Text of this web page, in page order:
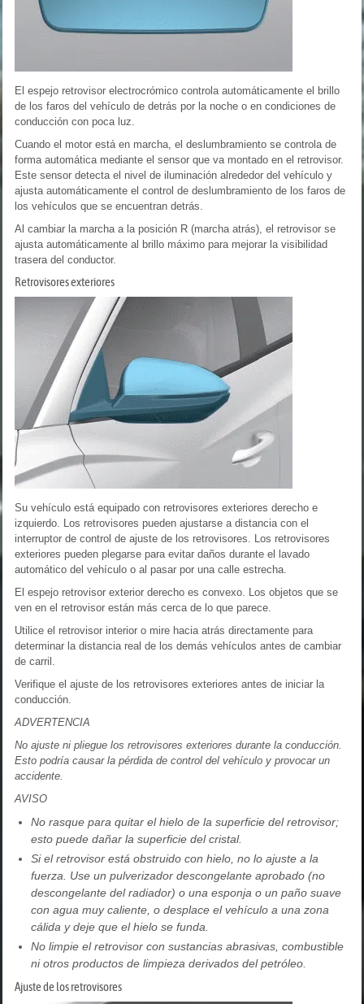
El espejo retrovisor electrocrómico controla automáticamente el brillo
de los faros del vehículo de detrás por la noche o en condiciones de
conducción con poca luz.
Cuando el motor está en marcha, el deslumbramiento se controla de
forma automática mediante el sensor que va montado en el retrovisor.
Este sensor detecta el nivel de iluminación alrededor del vehículo y
ajusta automáticamente el control de deslumbramiento de los faros de
los vehículos que se encuentran detrás.
Al cambiar la marcha a la posición R (marcha atrás), el retrovisor se
ajusta automáticamente al brillo máximo para mejorar la visibilidad
trasera del conductor.
Retrovisores exteriores
Su vehículo está equipado con retrovisores exteriores derecho e
izquierdo. Los retrovisores pueden ajustarse a distancia con el
interruptor de control de ajuste de los retrovisores. Los retrovisores
exteriores pueden plegarse para evitar daños durante el lavado
automático del vehículo o al pasar por una calle estrecha.
El espejo retrovisor exterior derecho es convexo. Los objetos que se
ven en el retrovisor están más cerca de lo que parece.
Utilice el retrovisor interior o mire hacia atrás directamente para
determinar la distancia real de los demás vehículos antes de cambiar
de carril.
Verifique el ajuste de los retrovisores exteriores antes de iniciar la
conducción.
ADVERTENCIA
No ajuste ni pliegue los retrovisores exteriores durante la conducción.
Esto podría causar la pérdida de control del vehículo y provocar un
accidente.
AVISO
No rasque para quitar el hielo de la superficie del retrovisor;
esto puede dañar la superficie del cristal.
Si el retrovisor está obstruido con hielo, no lo ajuste a la
fuerza. Use un pulverizador descongelante aprobado (no
descongelante del radiador) o una esponja o un paño suave
con agua muy caliente, o desplace el vehículo a una zona
cálida y deje que el hielo se funda.
No limpie el retrovisor con sustancias abrasivas, combustible
ni otros productos de limpieza derivados del petróleo.
Ajuste de los retrovisores